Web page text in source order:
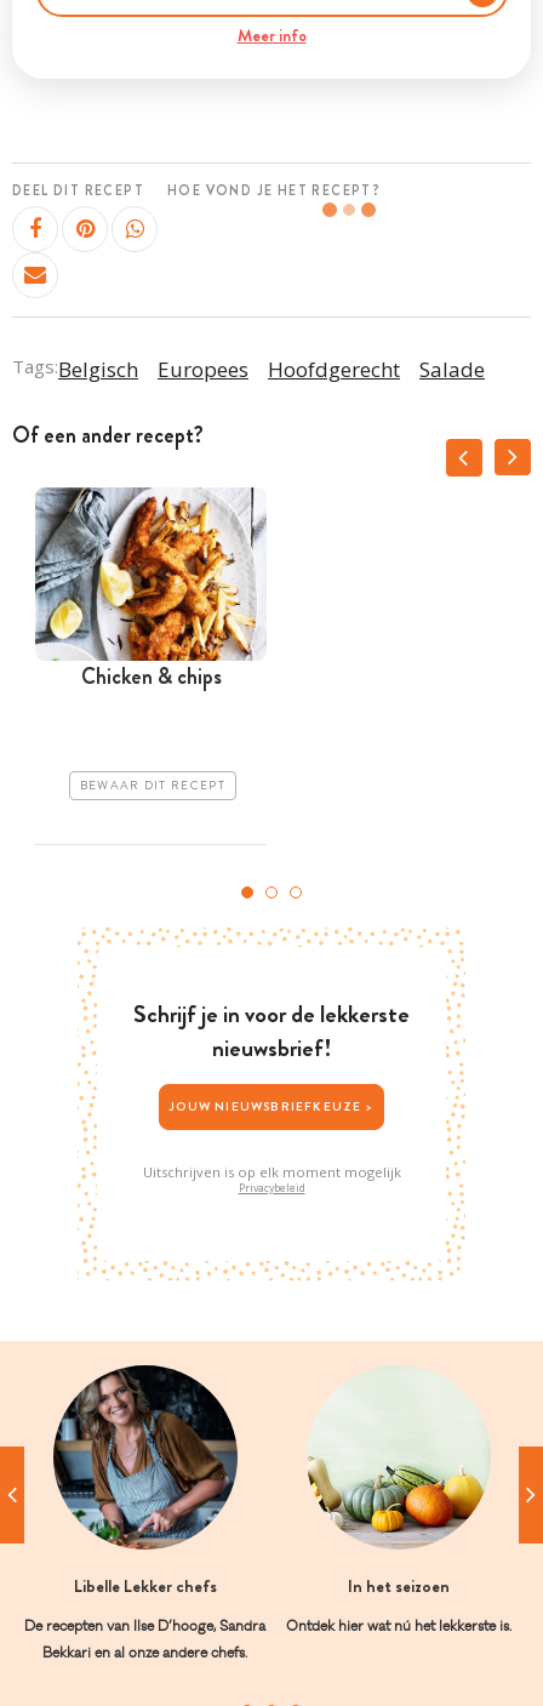
Meer info
DEEL DIT RECEPT HOE VOND JE HET RECEPT?
Tags:Belgisch Europees Hoofdgerecht Salade
Of een ander recept?
Chicken & chips
BEWAAR DIT RECEPT
Schrijf je in voor de lekkerste
nieuwsbrief!
JOUW NIEUWSBRIEFKEUZE >
Uitschrijven is op elk moment mogelijk
Privacybeleid
Libelle Lekker chefs
De recepten van Ilse D’hooge, Sandra
Bekkari en al onze andere chefs.
In het seizoen
Ontdek hier wat nú het lekkerste is.